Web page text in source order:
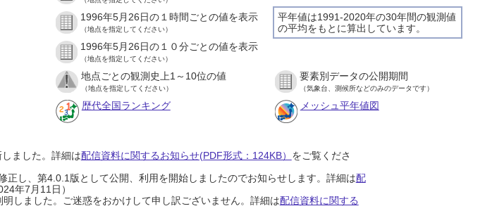
平年値は1991-2020年の30年間の観測値
の平均をもとに算出しています。
1996年5月26日の１時間ごとの値を表示
（地点を指定してください）
1996年5月26日の１０分ごとの値を表示
（地点を指定してください）
地点ごとの観測史上1～10位の値
（地点を指定してください）
要素別データの公開期間
（気象台、測候所などのみのデータです）
歴代全国ランキング メッシュ平年値図
ました。詳細は配信資料に関するお知らせ(PDF形式：124KB） をご覧くださ
し、第4.0.1版として公開、利用を開始しましたのでお知らせします。詳細は配
年7月11日）
しました。ご迷惑をおかけして申し訳ございません。詳細は配信資料に関する